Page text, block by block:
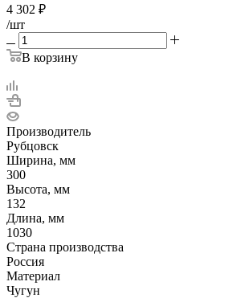
4 302 ₽
/шт
В корзину
Производитель
Рубцовск
Ширина, мм
300
Высота, мм
132
Длина, мм
1030
Страна производства
Россия
Материал
Чугун